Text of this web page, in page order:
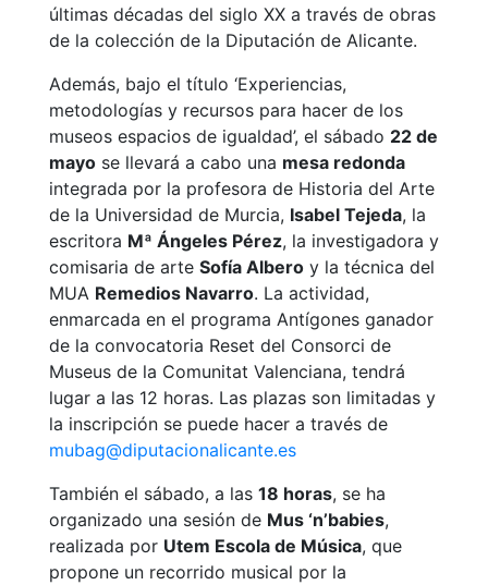
últimas décadas del siglo XX a través de obras
de la colección de la Diputación de Alicante.
Además, bajo el título ‘Experiencias,
metodologías y recursos para hacer de los
museos espacios de igualdad’, el sábado 22 de
mayo se llevará a cabo una mesa redonda
integrada por la profesora de Historia del Arte
de la Universidad de Murcia, Isabel Tejeda, la
escritora Mª Ángeles Pérez, la investigadora y
comisaria de arte Sofía Albero y la técnica del
MUA Remedios Navarro. La actividad,
enmarcada en el programa Antígones ganador
de la convocatoria Reset del Consorci de
Museus de la Comunitat Valenciana, tendrá
lugar a las 12 horas. Las plazas son limitadas y
la inscripción se puede hacer a través de
mubag@diputacionalicante.es
También el sábado, a las 18 horas, se ha
organizado una sesión de Mus ‘n’babies,
realizada por Utem Escola de Música, que
propone un recorrido musical por la